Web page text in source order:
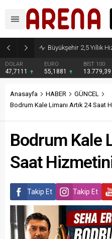
Büyükşehir 2,5 Yıllık
DOLAR
47,7111
EURO
55,1881
BIST 100
13.779,39
Anasayfa HABER
GÜNCEL
Bodrum Kale Limanı Artık 24 Saat
Bodrum Kale
Saat
Takip Et Takip Et